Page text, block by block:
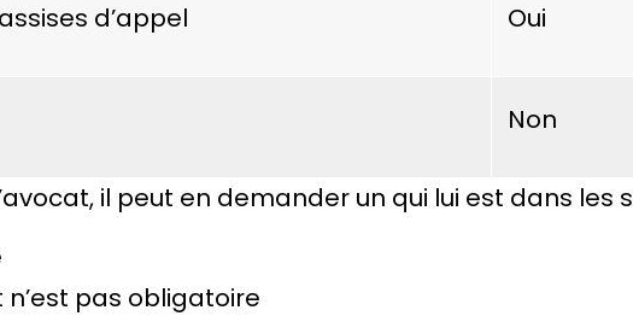
d’appel Oui
Non
il peut en demander un qui lui est dans les
pas obligatoire